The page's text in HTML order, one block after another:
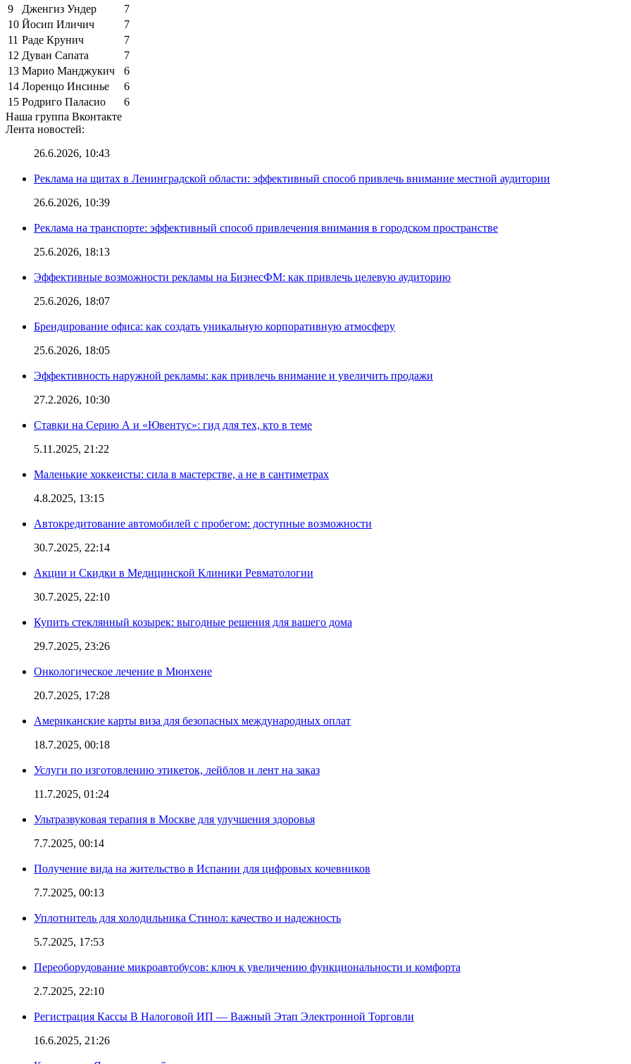
9
Дженгиз Ундер
7
10 Йосип Иличич
7
11 Раде Крунич
7
12 Дуван Сапата
7
13 Марио Манджукич
6
14 Лоренцо Инсинье
6
15 Родриго Паласио
6
Наша группа Вконтакте
Лента новостей:
26.6.2026, 10:43
Реклама на щитах в Ленинградской области: эффективный способ привлечь внимание местной аудитории
26.6.2026, 10:39
Реклама на транспорте: эффективный способ привлечения внимания в городском пространстве
25.6.2026, 18:13
Эффективные возможности рекламы на БизнесФМ: как привлечь целевую аудиторию
25.6.2026, 18:07
Брендирование офиса: как создать уникальную корпоративную атмосферу
25.6.2026, 18:05
Эффективность наружной рекламы: как привлечь внимание и увеличить продажи
27.2.2026, 10:30
Ставки на Серию А и «Ювентус»: гид для тех, кто в теме
5.11.2025, 21:22
Маленькие хоккеисты: сила в мастерстве, а не в сантиметрах
4.8.2025, 13:15
Автокредитование автомобилей с пробегом: доступные возможности
30.7.2025, 22:14
Акции и Скидки в Медицинской Клиники Ревматологии
30.7.2025, 22:10
Купить стеклянный козырек: выгодные решения для вашего дома
29.7.2025, 23:26
Онкологическое лечение в Мюнхене
20.7.2025, 17:28
Американские карты виза для безопасных международных оплат
18.7.2025, 00:18
Услуги по изготовлению этикеток, лейблов и лент на заказ
11.7.2025, 01:24
Ультразвуковая терапия в Москве для улучшения здоровья
7.7.2025, 00:14
Получение вида на жительство в Испании для цифровых кочевников
7.7.2025, 00:13
Уплотнитель для холодильника Стинол: качество и надежность
5.7.2025, 17:53
Переоборудование микроавтобусов: ключ к увеличению функциональности и комфорта
2.7.2025, 22:10
Регистрация Кассы В Налоговой ИП — Важный Этап Электронной Торговли
16.6.2025, 21:26